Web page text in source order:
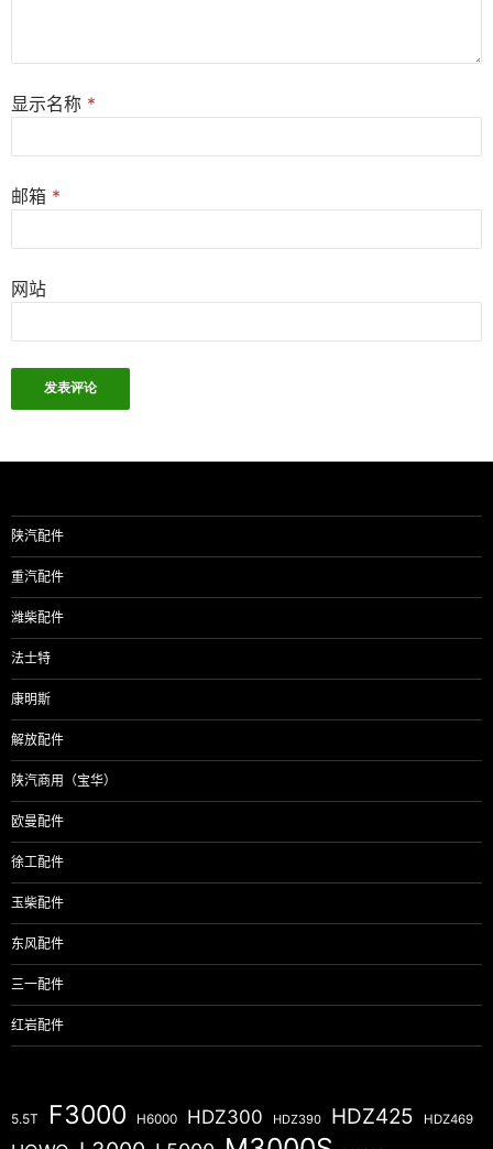
显示名称 *
邮箱 *
网站
陕汽配件
重汽配件
潍柴配件
法士特
康明斯
解放配件
陕汽商用（宝华）
欧曼配件
徐工配件
玉柴配件
东风配件
三一配件
红岩配件
5.5T F3000 H6000 HDZ300 HDZ390 HDZ425 HDZ469